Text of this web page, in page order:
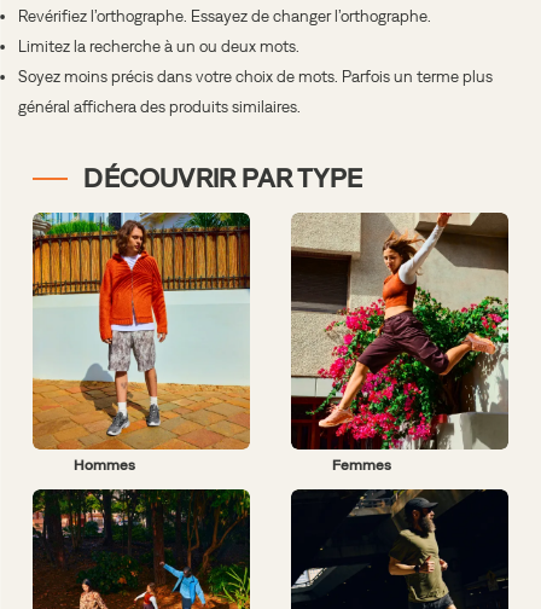
Revérifiez l’orthographe. Essayez de changer l’orthographe.
Limitez la recherche à un ou deux mots.
Soyez moins précis dans votre choix de mots. Parfois un terme plus
général affichera des produits similaires.
DÉCOUVRIR PAR TYPE
Hommes Femmes